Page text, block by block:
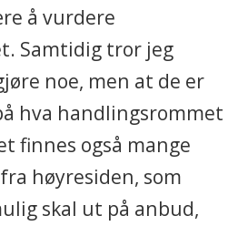
å vurdere
Samtidig tror jeg
noe, men at de er
hva handlingsrommet
finnes også mange
høyresiden, som
skal ut på anbud,